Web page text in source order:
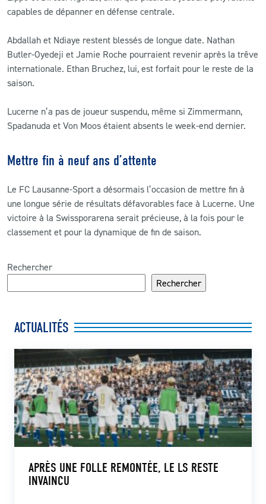
capables de dépanner en défense centrale.
Abdallah et Ndiaye restent blessés de longue date. Nathan
Butler-Oyedeji et Jamie Roche pourraient revenir après la trêve
internationale. Ethan Bruchez, lui, est forfait pour le reste de la
saison.
Lucerne n’a pas de joueur suspendu, même si Zimmermann,
Spadanuda et Von Moos étaient absents le week-end dernier.
Mettre fin à neuf ans d’attente
Le FC Lausanne-Sport a désormais l’occasion de mettre fin à
une longue série de résultats défavorables face à Lucerne. Une
victoire à la Swissporarena serait précieuse, à la fois pour le
classement et pour la dynamique de fin de saison.
Rechercher
Rechercher
ACTUALITÉS
APRÈS UNE FOLLE REMONTÉE, LE LS RESTE
INVAINCU